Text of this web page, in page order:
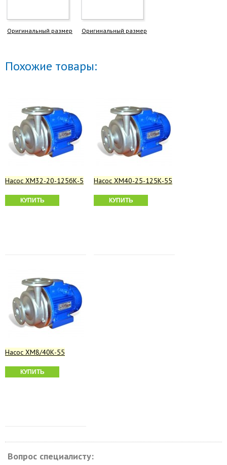
Оригинальный размер Оригинальный размер
Похожие товары:
Насос ХМ32-20-125бК-5
КУПИТЬ
Насос ХМ40-25-125К-55
КУПИТЬ
Насос ХМ8/40К-55
КУПИТЬ
Вопрос специалисту: